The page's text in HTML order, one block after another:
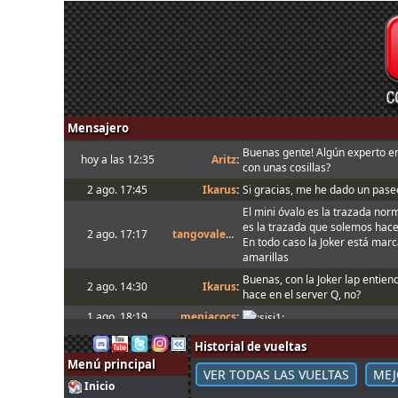
Mensajero
hoy a las 12:35 Aritz: Buenas gente! Algún experto
con unas cosillas?
2 ago. 17:45
Ikarus: Si gracias, me he dado un
2 ago. 17:17 tangovalens
El mini óvalo es la trazada
es la trazada que solemos
En todo caso la Joker está
amarillas
2 ago. 14:30
Ikarus: Buenas, con la Joker lap
hace en el server Q, no?
1 ago. 18:19
menjacocs:
1 ago. 7:07
tangovalens :"A fondo o a casa"
31 jul. 14:13
johneysvk: Spambot in forum
31 jul. 12:40
camtawn: Menjacocs, ten agallas y T1 ;
Menú principal
Inicio
Historial de vueltas
VER TODAS LAS VUELTAS